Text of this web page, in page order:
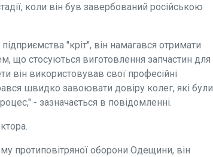
коли він був завербований російською
"кріт", він намагався отримати
що стосуються виготовлення запчастин для
він використовував свої професійні
швидко завоювати довіру колег, які були
- зазначається в повідомленні.
протиповітряної оборони Одещини, він